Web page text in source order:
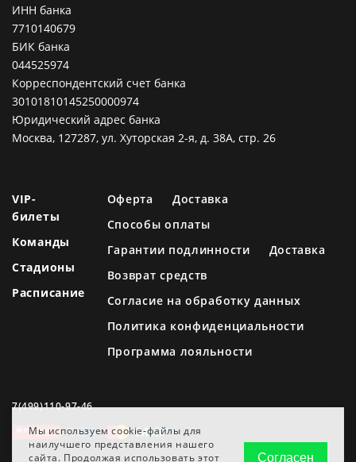
Мы используем cookie-файлы для
наилучшего представления нашего
сайта. Продолжая использовать этот
Согласен
ИНН банка
7710140679
БИК банка
044525974
Корреспондентский счет банка
30101810145250000974
Юридический адрес банка
Москва, 127287, ул. Хуторская 2-я, д. 38А, стр. 26
VIP-
билеты
Команды
Стадионы
Расписание
Оферта
Доставка
Способы оплаты
Гарантии подлинности
Доставка
Возврат средств
Согласие на обработку данных
Политика конфиденциальности
Программа лояльности
7(499)110-97-46